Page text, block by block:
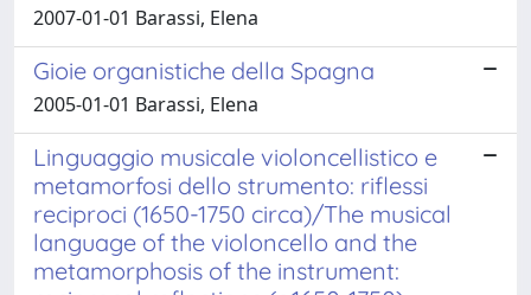
2007-01-01 Barassi, Elena
Gioie organistiche della Spagna
2005-01-01 Barassi, Elena
Linguaggio musicale violoncellistico e
metamorfosi dello strumento: riflessi
reciproci (1650-1750 circa)/The musical
language of the violoncello and the
metamorphosis of the instrument: